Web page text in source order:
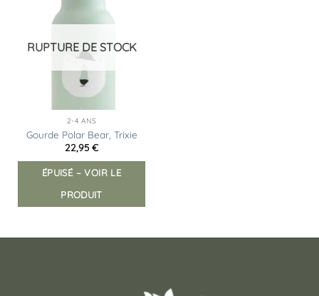
RUPTURE DE STOCK
2-4 ANS
Gourde Polar Bear, Trixie
22,95€
ÉPUISÉ – VOIR LE
PRODUIT